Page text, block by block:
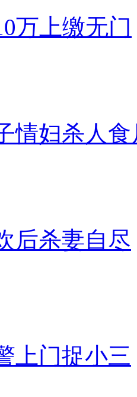
万上缴无门
情妇杀人食
后杀妻自尽
上门捉小三